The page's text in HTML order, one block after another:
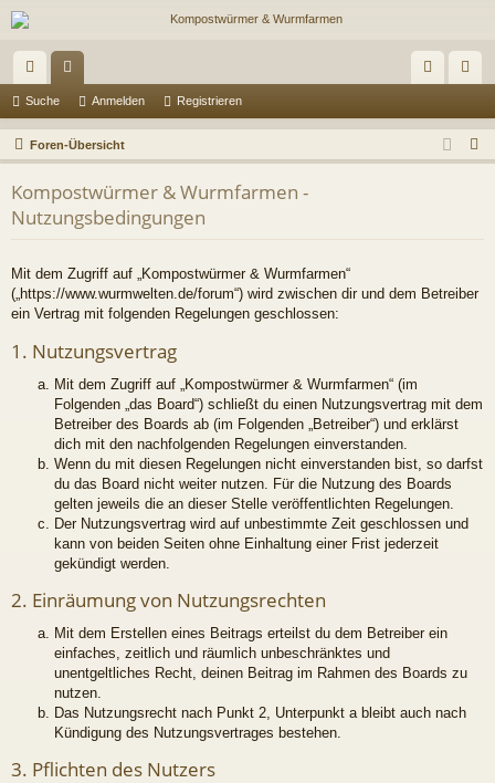
ch
ne
llz
ug
en m
el
ist
rie
Suche Anmelden Registrieren
Foren-Übersicht
u
Kompostwürmer & Wurmfarmen -
Nutzungsbedingungen
Mit dem Zugriff auf „Kompostwürmer & Wurmfarmen“
(„https://www.wurmwelten.de/forum“) wird zwischen dir und dem Betreiber
ein Vertrag mit folgenden Regelungen geschlossen:
1. Nutzungsvertrag
Mit dem Zugriff auf „Kompostwürmer & Wurmfarmen“ (im
Folgenden „das Board“) schließt du einen Nutzungsvertrag mit dem
Betreiber des Boards ab (im Folgenden „Betreiber“) und erklärst
dich mit den nachfolgenden Regelungen einverstanden.
Wenn du mit diesen Regelungen nicht einverstanden bist, so darfst
du das Board nicht weiter nutzen. Für die Nutzung des Boards
gelten jeweils die an dieser Stelle veröffentlichten Regelungen.
Der Nutzungsvertrag wird auf unbestimmte Zeit geschlossen und
kann von beiden Seiten ohne Einhaltung einer Frist jederzeit
gekündigt werden.
2. Einräumung von Nutzungsrechten
Mit dem Erstellen eines Beitrags erteilst du dem Betreiber ein
einfaches, zeitlich und räumlich unbeschränktes und
unentgeltliches Recht, deinen Beitrag im Rahmen des Boards zu
nutzen.
Das Nutzungsrecht nach Punkt 2, Unterpunkt a bleibt auch nach
Kündigung des Nutzungsvertrages bestehen.
3. Pflichten des Nutzers